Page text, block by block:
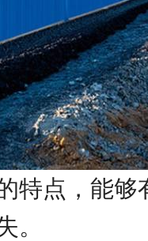
点，能够
。